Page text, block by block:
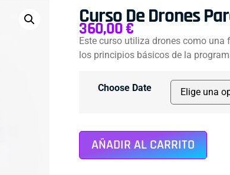
Curso De Drones
360,00€
Este curso utiliza drones como
los principios básicos de la
Choose Date
AÑADIR AL CARRITO